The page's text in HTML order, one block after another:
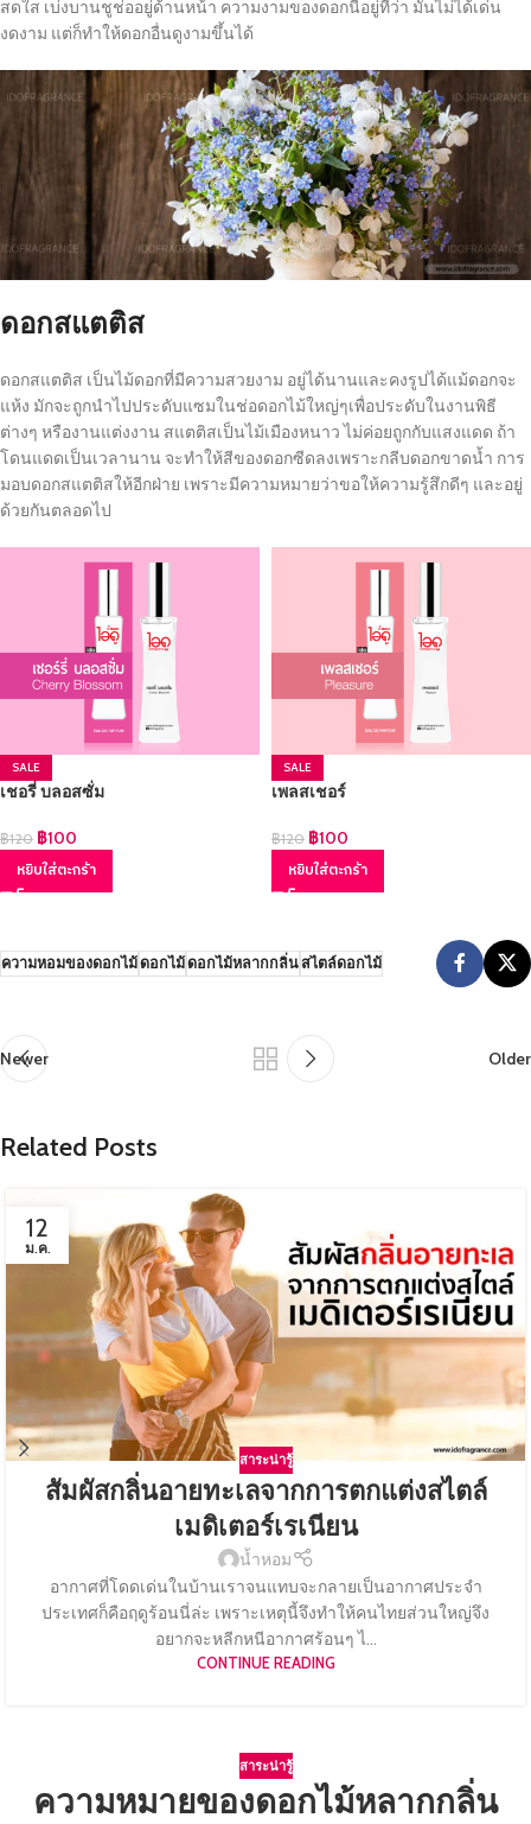
สดใส เบ่งบานชูช่ออยู่ด้านหน้า ความงามของดอกนี้อยู่ที่ว่า มันไม่ได้เด่น
งดงาม แต่ก็ทำให้ดอกอื่นดูงามขึ้นได้
ดอกสแตติส
ดอกสแตติส เป็นไม้ดอกที่มีความสวยงาม อยู่ได้นานและคงรูปได้แม้ดอกจะ
แห้ง มักจะถูกนำไปประดับแซมในช่อดอกไม้ใหญ่ๆเพื่อประดับในงานพิธี
ต่างๆ หรืองานแต่งงาน สแตติสเป็นไม้เมืองหนาว ไม่ค่อยถูกกับแสงแดด ถ้า
โดนแดดเป็นเวลานาน จะทำให้สีของดอกซีดลงเพราะกลีบดอกขาดน้ำ การ
มอบดอกสแตติสให้อีกฝ่าย เพราะมีความหมายว่าขอให้ความรู้สึกดีๆ และอยู่
ด้วยกันตลอดไป
SALE
เชอรี่ บลอสซั่ม
฿120 ฿100
หยิบใส่ตะกร้า
SALE
เพลสเชอร์
฿120 ฿100
หยิบใส่ตะกร้า
ความหอมของดอกไม้ดอกไม้ดอกไม้หลากกลิ่นสไตล์ดอกไม้
Newer Older
Related Posts
12
ม.ค.
สาระน่ารู้
สัมผัสกลิ่นอายทะเลจากการตกแต่งสไตล์
เมดิเตอร์เรเนียน
น้ำหอม
อากาศที่โดดเด่นในบ้านเราจนแทบจะกลายเป็นอากาศประจำ
ประเทศก็คือฤดูร้อนนี่ล่ะ เพราะเหตุนี้จึงทำให้คนไทยส่วนใหญ่จึง
อยากจะหลีกหนีอากาศร้อนๆ ไ...
CONTINUE READING
สาระน่ารู้
ความหมายของดอกไม้หลากกลิ่น